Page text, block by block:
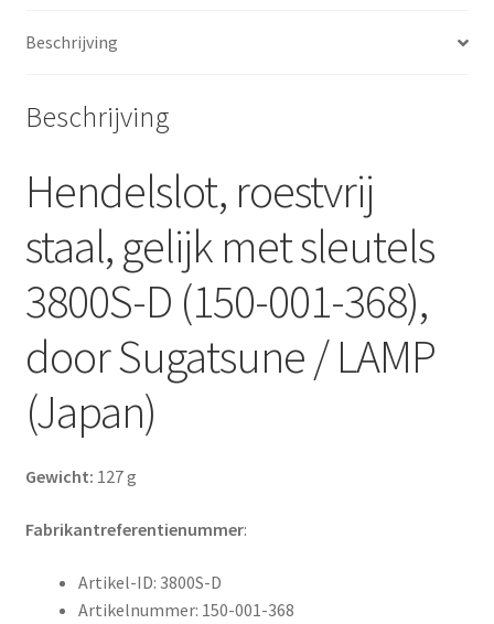
(Japan)
Beschrijving
Beschrijving
Hendelslot, roestvrij
staal, gelijk met sleutels
3800S-D (150-001-368),
door Sugatsune / LAMP
(Japan)
Gewicht: 127 g
Fabrikantreferentienummer:
Artikel-ID: 3800S-D
Artikelnummer: 150-001-368